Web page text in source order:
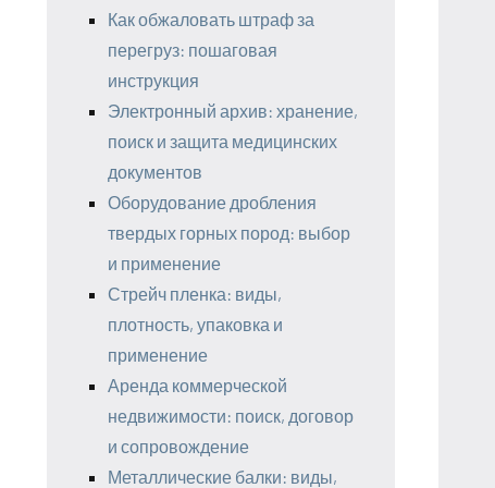
Как обжаловать штраф за
перегруз: пошаговая
инструкция
Электронный архив: хранение,
поиск и защита медицинских
документов
Оборудование дробления
твердых горных пород: выбор
и применение
Стрейч пленка: виды,
плотность, упаковка и
применение
Аренда коммерческой
недвижимости: поиск, договор
и сопровождение
Металлические балки: виды,